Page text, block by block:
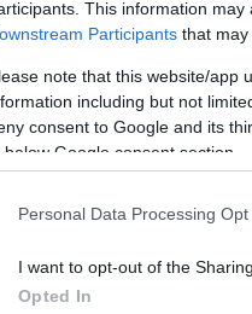
This information
Participants that may
note that this website/app
including but not
consent to Google and its
below Google consent section.
Personal Data Processing
I want to opt-out of the
Opted In
abból kiindulva, hogy az
mondom, ne is várjon rá
lehet, hogy előbb-utóbb
A.C.A.B. - Minden zsaru
Kritika)